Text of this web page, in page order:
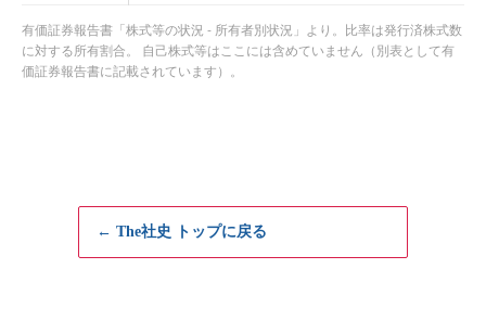
有価証券報告書「株式等の状況 - 所有者別状況」より。比率は発行済株式数
に対する所有割合。 自己株式等はここには含めていません（別表として有
価証券報告書に記載されています）。
← The社史 トップに戻る